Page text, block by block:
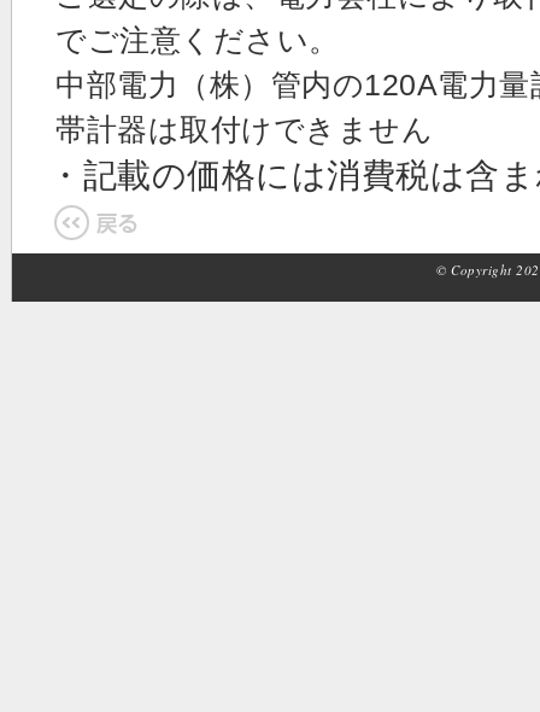
でご注意ください。
中部電力（株）管内の120A電力
帯計器は取付けできません
・記載の価格には消費税は含
© Copyright